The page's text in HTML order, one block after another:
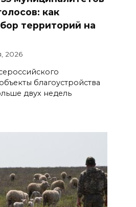
как
территорий на
2026
благоустройства
двух недель